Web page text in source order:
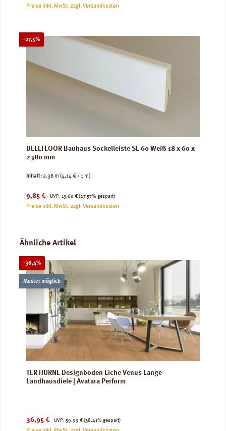
Preise inkl. MwSt. zzgl. Versandkosten
-27,5%Rabatt
BELLFLOOR Bauhaus Sockelleiste SL 60 Weiß 18 x 60 x
2380 mm
Inhalt:2.38 m (4,14 € / 1 m)
Verkaufspreis:
9,85 € UVP:
Regulärer Preis:
13,60 € (27.57% gespart)
Preise inkl. MwSt. zzgl. Versandkosten
Produktgalerie überspringen
Ähnliche Artikel
-38,4%Rabatt
Muster möglich
TER HÜRNE Designboden Eiche Venus Lange
Landhausdiele | Avatara Perform
Verkaufspreis:
36,95 € UVP:
Regulärer Preis:
59,99 € (38.41% gespart)